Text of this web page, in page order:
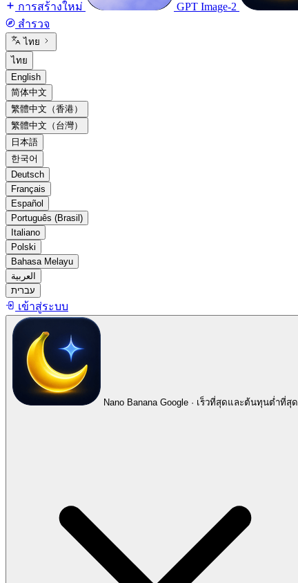
การสร้างใหม่ GPT Image-2
สำรวจ
ไทย
ไทย
English
简体中文
繁體中文（香港）
繁體中文（台灣）
日本語
한국어
Deutsch
Français
Español
Português (Brasil)
Italiano
Polski
Bahasa Melayu
العربية
עברית
เข้าสู่ระบบ
Nano Banana Google · เร็วที่สุดและต้นทุนต่ำที่สุด